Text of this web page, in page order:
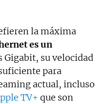
la máxima
es un
Gigabit, su velocidad
para
actual, incluso
TV+ que son